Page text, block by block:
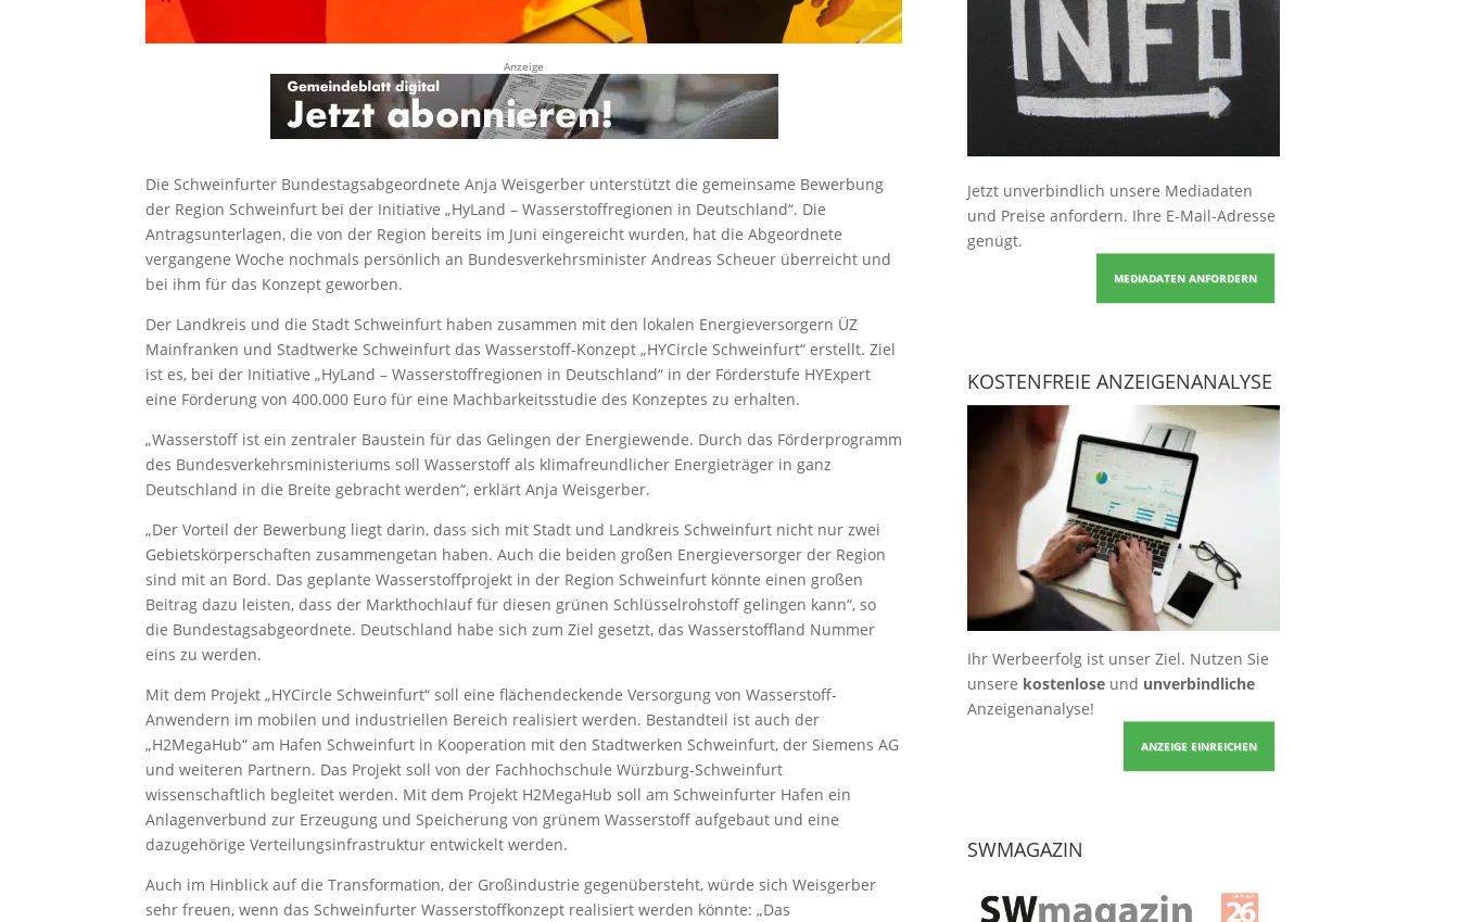
Anzeige
Die Schweinfurter Bundestagsabgeordnete Anja Weisgerber unterstützt die gemeinsame Bewerbung
der Region Schweinfurt bei der Initiative „HyLand – Wasserstoffregionen in Deutschland“. Die
Antragsunterlagen, die von der Region bereits im Juni eingereicht wurden, hat die Abgeordnete
vergangene Woche nochmals persönlich an Bundesverkehrsminister Andreas Scheuer überreicht und
bei ihm für das Konzept geworben.
Der Landkreis und die Stadt Schweinfurt haben zusammen mit den lokalen Energieversorgern ÜZ
Mainfranken und Stadtwerke Schweinfurt das Wasserstoff-Konzept „HYCircle Schweinfurt“ erstellt. Ziel
ist es, bei der Initiative „HyLand – Wasserstoffregionen in Deutschland“ in der Förderstufe HYExpert
eine Förderung von 400.000 Euro für eine Machbarkeitsstudie des Konzeptes zu erhalten.
„Wasserstoff ist ein zentraler Baustein für das Gelingen der Energiewende. Durch das Förderprogramm
des Bundesverkehrsministeriums soll Wasserstoff als klimafreundlicher Energieträger in ganz
Deutschland in die Breite gebracht werden“, erklärt Anja Weisgerber.
„Der Vorteil der Bewerbung liegt darin, dass sich mit Stadt und Landkreis Schweinfurt nicht nur zwei
Gebietskörperschaften zusammengetan haben. Auch die beiden großen Energieversorger der Region
sind mit an Bord. Das geplante Wasserstoffprojekt in der Region Schweinfurt könnte einen großen
Beitrag dazu leisten, dass der Markthochlauf für diesen grünen Schlüsselrohstoff gelingen kann“, so
die Bundestagsabgeordnete. Deutschland habe sich zum Ziel gesetzt, das Wasserstoffland Nummer
eins zu werden.
Mit dem Projekt „HYCircle Schweinfurt“ soll eine flächendeckende Versorgung von Wasserstoff-
Anwendern im mobilen und industriellen Bereich realisiert werden. Bestandteil ist auch der
„H2MegaHub“ am Hafen Schweinfurt in Kooperation mit den Stadtwerken Schweinfurt, der Siemens AG
und weiteren Partnern. Das Projekt soll von der Fachhochschule Würzburg-Schweinfurt
wissenschaftlich begleitet werden. Mit dem Projekt H2MegaHub soll am Schweinfurter Hafen ein
Anlagenverbund zur Erzeugung und Speicherung von grünem Wasserstoff aufgebaut und eine
dazugehörige Verteilungsinfrastruktur entwickelt werden.
Auch im Hinblick auf die Transformation, der Großindustrie gegenübersteht, würde sich Weisgerber
sehr freuen, wenn das Schweinfurter Wasserstoffkonzept realisiert werden könnte: „Das
Jetzt unverbindlich unsere Mediadaten
und Preise anfordern. Ihre E-Mail-Adresse
genügt.
MEDIADATEN ANFORDERN
KOSTENFREIE ANZEIGENANALYSE
Ihr Werbeerfolg ist unser Ziel. Nutzen Sie
unsere kostenloseund unverbindliche
Anzeigenanalyse!
ANZEIGE EINREICHEN
SWMAGAZIN